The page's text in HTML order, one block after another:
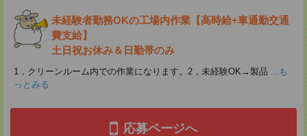
未経験者勤務OKの工場内作業【高時給+車通勤交通
費支給】
土日祝お休み＆日勤帯のみ
1，クリーンルーム内での作業になります。2，未経験OK→製品 ...も
っとみる
応募ページへ